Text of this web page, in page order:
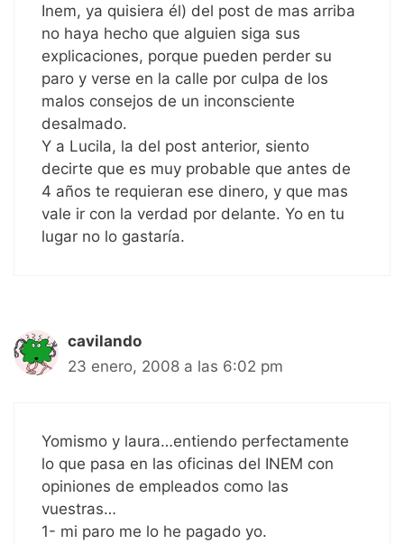
Inem, ya quisiera él) del post de mas arriba
no haya hecho que alguien siga sus
explicaciones, porque pueden perder su
paro y verse en la calle por culpa de los
malos consejos de un inconsciente
desalmado.
Y a Lucila, la del post anterior, siento
decirte que es muy probable que antes de
4 años te requieran ese dinero, y que mas
vale ir con la verdad por delante. Yo en tu
lugar no lo gastaría.
cavilando
23 enero, 2008 a las 6:02 pm
Yomismo y laura…entiendo perfectamente
lo que pasa en las oficinas del INEM con
opiniones de empleados como las
vuestras…
1- mi paro me lo he pagado yo.